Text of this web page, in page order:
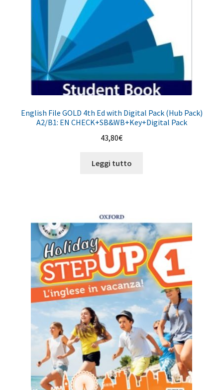
English File GOLD 4th Ed with Digital Pack (Hub Pack)
A2/B1: EN CHECK+SB&WB+Key+Digital Pack
43,80€
Leggi tutto